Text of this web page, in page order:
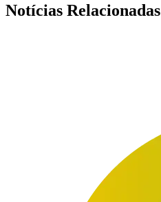
Notícias Relacionadas